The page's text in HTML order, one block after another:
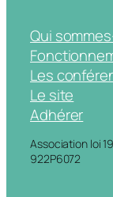
Qui
Les
Le site
Adhérer
Association loi
922P6072